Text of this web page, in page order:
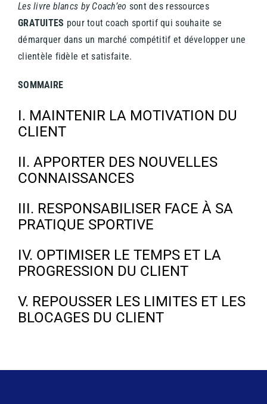
Les livre blancs by Coach’eo sont des ressources
GRATUITES pour tout coach sportif qui souhaite se
démarquer dans un marché compétitif et développer une
clientèle fidèle et satisfaite.
SOMMAIRE
I. MAINTENIR LA MOTIVATION DU
CLIENT
II. APPORTER DES NOUVELLES
CONNAISSANCES
III. RESPONSABILISER FACE À SA
PRATIQUE SPORTIVE
IV. OPTIMISER LE TEMPS ET LA
PROGRESSION DU CLIENT
V. REPOUSSER LES LIMITES ET LES
BLOCAGES DU CLIENT